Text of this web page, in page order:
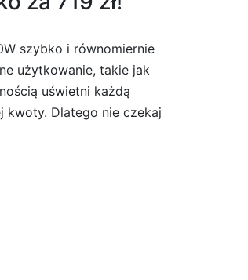
szybko i równomiernie
użytkowanie, takie jak
uświetni każdą
kwoty. Dlatego nie czekaj